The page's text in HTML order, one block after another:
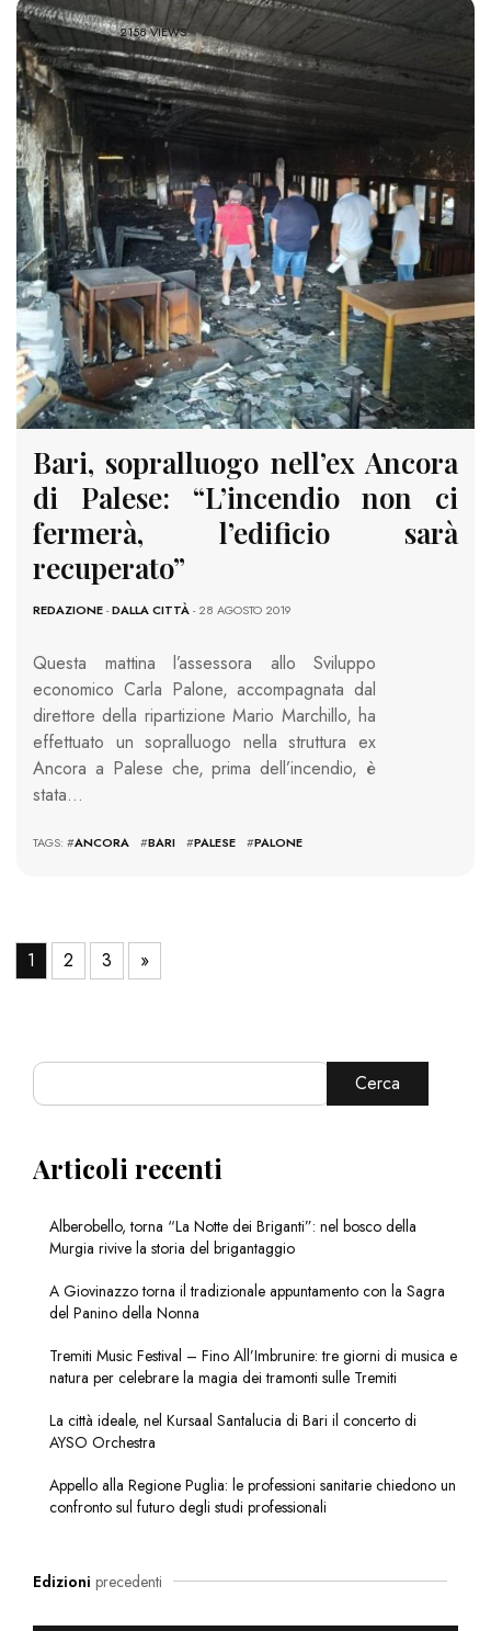
2158 VIEWS
Bari, sopralluogo nell’ex Ancora
di Palese: “L’incendio non ci
fermerà, l’edificio sarà
recuperato”
REDAZIONE-DALLA CITTÀ- 28 AGOSTO 2019
Questa mattina l’assessora allo Sviluppo
economico Carla Palone, accompagnata dal
direttore della ripartizione Mario Marchillo, ha
effettuato un sopralluogo nella struttura ex
Ancora a Palese che, prima dell’incendio, è
stata…
TAGS: #ANCORA #BARI #PALESE #PALONE
1 2 3 »
Cerca
Articoli recenti
Alberobello, torna “La Notte dei Briganti”: nel bosco della
Murgia rivive la storia del brigantaggio
A Giovinazzo torna il tradizionale appuntamento con la Sagra
del Panino della Nonna
Tremiti Music Festival – Fino All’Imbrunire: tre giorni di musica e
natura per celebrare la magia dei tramonti sulle Tremiti
La città ideale, nel Kursaal Santalucia di Bari il concerto di
AYSO Orchestra
Appello alla Regione Puglia: le professioni sanitarie chiedono un
confronto sul futuro degli studi professionali
Edizioni precedenti